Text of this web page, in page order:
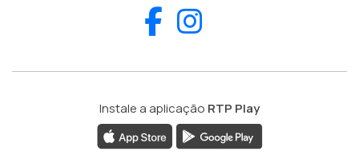
Facebook
Instale a aplicação RTP Play